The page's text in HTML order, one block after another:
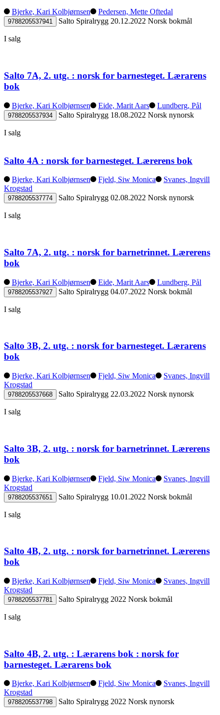
Bjerke, Kari Kolbjørnsen Pedersen, Mette Oftedal
9788205537941 Salto Spiralrygg 20.12.2022 Norsk bokmål
I salg
Salto 7A, 2. utg. : norsk for barnesteget. Lærarens
bok
Bjerke, Kari Kolbjørnsen Eide, Marit Aars Lundberg, Pål
9788205537934 Salto Spiralrygg 18.08.2022 Norsk nynorsk
I salg
Salto 4A : norsk for barnesteget. Lærerens bok
Bjerke, Kari Kolbjørnsen Fjeld, Siw Monica
Svanes, Ingvill
Krogstad
9788205537774 Salto Spiralrygg 02.08.2022 Norsk nynorsk
I salg
Salto 7A, 2. utg. : norsk for barnetrinnet. Lærerens
bok
Bjerke, Kari Kolbjørnsen Eide, Marit Aars Lundberg, Pål
9788205537927 Salto Spiralrygg 04.07.2022 Norsk bokmål
I salg
Salto 3B, 2. utg. : norsk for barnesteget. Lærarens
bok
Bjerke, Kari Kolbjørnsen Fjeld, Siw Monica
Svanes, Ingvill
Krogstad
9788205537668 Salto Spiralrygg 22.03.2022 Norsk nynorsk
I salg
Salto 3B, 2. utg. : norsk for barnetrinnet. Lærerens
bok
Bjerke, Kari Kolbjørnsen Fjeld, Siw Monica
Svanes, Ingvill
Krogstad
9788205537651 Salto Spiralrygg 10.01.2022 Norsk bokmål
I salg
Salto 4B, 2. utg. : norsk for barnetrinnet. Lærerens
bok
Bjerke, Kari Kolbjørnsen Fjeld, Siw Monica
Svanes, Ingvill
Krogstad
9788205537781 Salto Spiralrygg 2022 Norsk bokmål
I salg
Salto 4B, 2. utg. : Lærarens bok : norsk for
barnesteget. Lærarens bok
Bjerke, Kari Kolbjørnsen Fjeld, Siw Monica
Svanes, Ingvill
Krogstad
9788205537798 Salto Spiralrygg 2022 Norsk nynorsk